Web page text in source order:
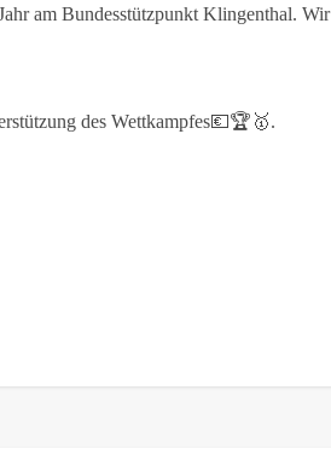
am Bundesstützpunkt Klingenthal. Wir
des Wettkampfes💶🏆🥇.